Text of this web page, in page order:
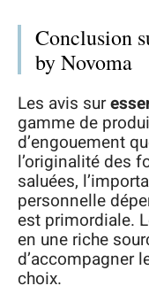
Conclusion
by Novoma
Les avis sur
gamme de
d’engouement
l’originalité des
saluées,
personnelle
est primordiale.
en une riche
d’accompagner
choix.